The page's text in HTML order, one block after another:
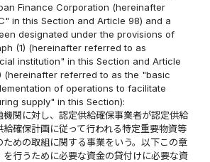
Finance Corporation (hereinafter
in this Section and Article 98) and a
designated under the provisions of
(1) (hereinafter referred to as
institution" in this Section and Article
(hereinafter referred to as the "basic
of operations to facilitate
supply" in this Section):
機関に対し、認定供給確保事業者が認定供給
確保計画に従って行われる特定重要物資等
ための取組に関する事業をいう。以下この章
を行うために必要な資金の貸付けに必要な資